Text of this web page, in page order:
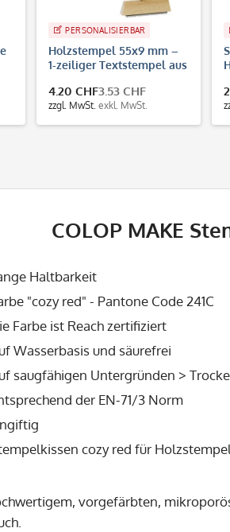
PERSONALISIERBAR
Holzstempel 55x9 mm –
1-zeiliger Textstempel aus
4.20 CHF
zzgl. MwSt.
3.53 CHF
exkl. MwSt.
COLOP MAKE
Haltbarkeit
"cozy red" - Pantone Code 241C
Farbe ist Reach zertifiziert
Wasserbasis und säurefrei
saugfähigen Untergründen >
der EN-71/3 Norm
cozy red für Holzstempel
vorgefärbten,